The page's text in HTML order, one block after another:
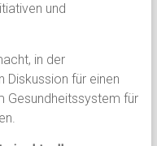
und
in der
Diskussion für einen
Gesundheitssystem für